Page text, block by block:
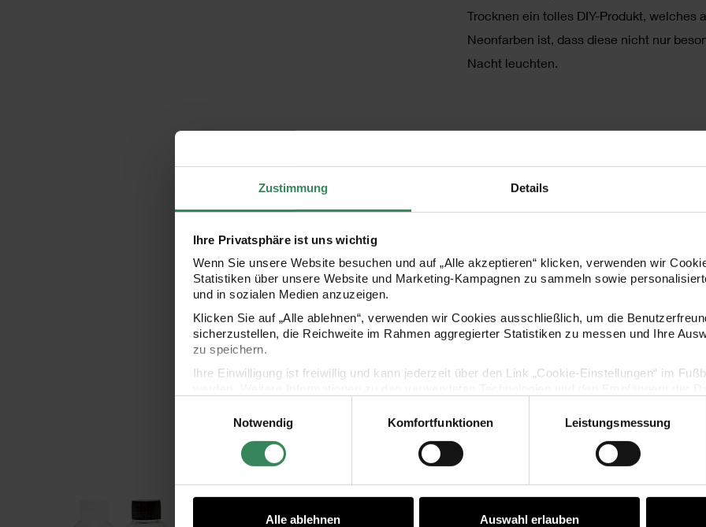
Zustimmung Details
Ihre Privatsphäre ist uns wichtig
Wenn Sie unsere Website besuchen und auf „Alle akzeptieren“ klicken, verwenden wir
Statistiken über unsere Website und Marketing-Kampagnen zu sammeln sowie
und in sozialen Medien anzuzeigen.
Klicken Sie auf „Alle ablehnen“, verwenden wir Cookies ausschließlich, um die
sicherzustellen, die Reichweite im Rahmen aggregierter Statistiken zu messen und Ihre
zu speichern.
Ihre Einwilligung ist freiwillig und kann jederzeit über den Link „Cookie-Einstellungen“ im
Impressum
Datenschutz Vertrag widerrufen
Notwendig
Komfortfunktionen Leistungsmessung
Alle ablehnen Auswahl erlauben
Trocknen ein tolles DIY-Produkt, welches
Neonfarben ist, dass diese nicht nur
Nacht leuchten.
- Neon-Pigmente mit Leuchteffekt im
- Geeignet für Epoxidharz, UV Resin Soft
KAUFEMPFEHLUNG
Epoxidharz transparent